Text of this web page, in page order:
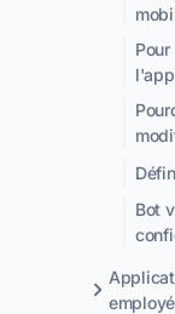
Bot